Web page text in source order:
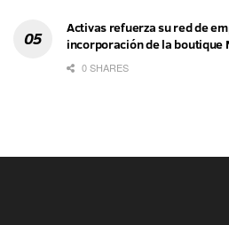
Activas refuerza su red de
incorporación de la boutique
0 SHARES